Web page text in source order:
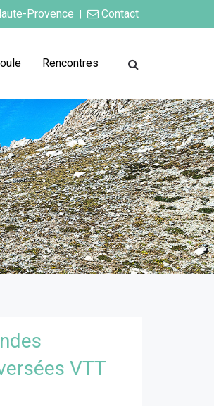
Provence Contact
Rencontres
VTT